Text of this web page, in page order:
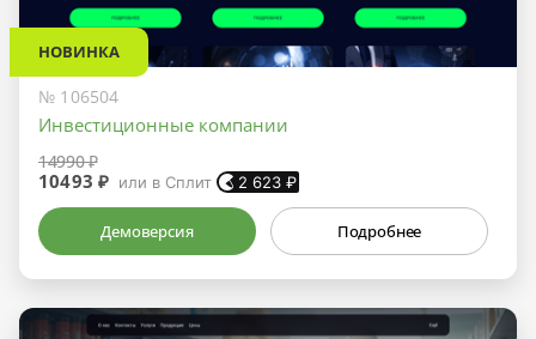
НОВИНКА
№ 106504
Инвестиционные компании
14990 ₽
10493 ₽ или в Сплит 2 623 ₽
Демоверсия Подробнее